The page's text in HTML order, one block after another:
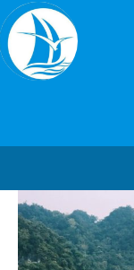
Skip
to
content
Tour
suối
nước
Mooc